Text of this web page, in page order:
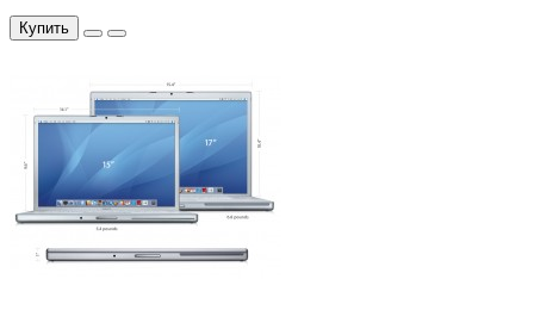
Купить